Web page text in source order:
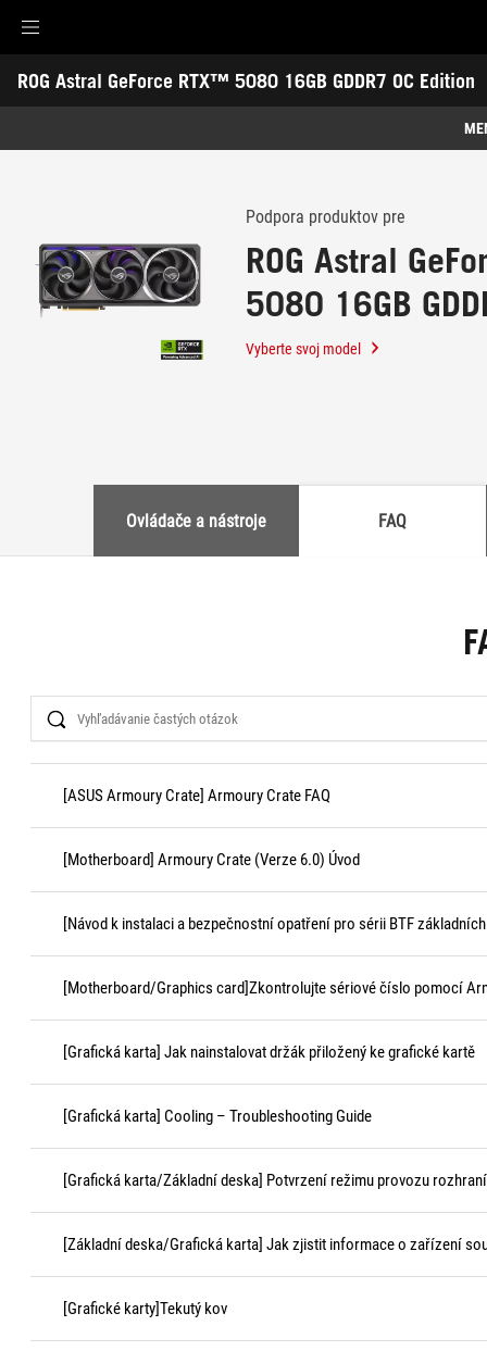
Accessibility links
Skip to content
Accessibility Help
Skip to Menu
ASUS Footer
ROG Astral GeForce RTX™ 5080 16GB GDDR7 OC Edition
-
Ocenenie
Galéria
Podpora produktov pre
ROG Astral
5080 16GB
Edition
Vyberte svoj model
Ovládače a nástroje FAQ
Search
[ASUS Armoury Crate] Armoury Crate FAQ
[Motherboard] Armoury Crate (Verze 6.0) Úvod
[Návod k instalaci a bezpečnostní opatření pro sérii BTF
[Motherboard/Graphics card]Zkontrolujte sériové číslo pomocí
[Grafická karta] Jak nainstalovat držák přiložený ke grafické kartě
[Grafická karta] Cooling – Troubleshooting Guide
[Grafická karta/Základní deska] Potvrzení režimu provozu
[Základní deska/Grafická karta] Jak zjistit informace o zařízení
[Grafické karty]Tekutý kov